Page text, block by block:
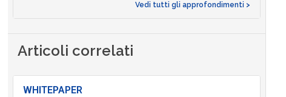
Vedi tutti gli approfondimenti >
Articoli correlati
WHITEPAPER